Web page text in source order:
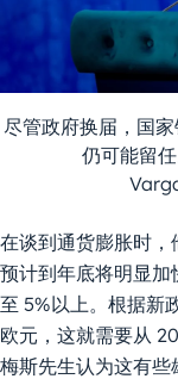
尽管政府换届，国
仍可能留
在谈到通货膨胀时，
预计到年底将明显
至 5%以上。根据新
欧元，这就需要从
梅斯先生认为这有